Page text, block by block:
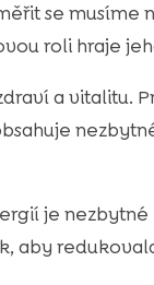
se musíme
roli hraje
a vitalitu.
je
aby